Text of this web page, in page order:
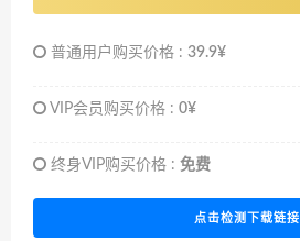
普通用户购买价格 : 39.9¥
VIP会员购买价格 : 0¥
终身VIP购买价格 : 免费
点击检测下载链接